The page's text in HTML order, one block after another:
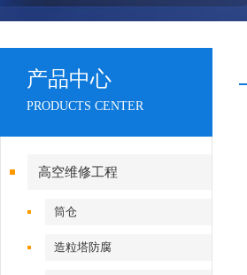
产品中心
PRODUCTS CENTER
高空维修工程
筒仓
造粒塔防腐